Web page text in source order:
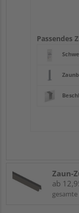
Passendes
Zaun-
ab